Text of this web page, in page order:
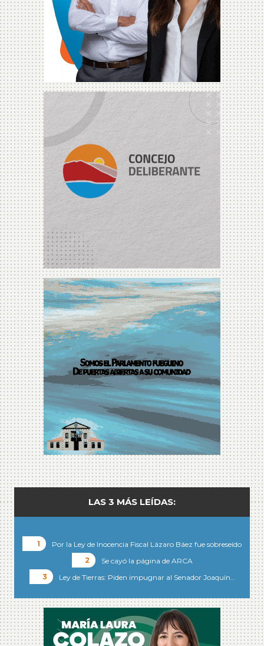
LAS 3 MÁS LEÍDAS:
Por la Ley de Inocencia Fiscal Lázaro Báez fue sobreseído
Se cayó la página de ARCA
Ley de Tierras: Piden impugnar al Senador Joaquín…